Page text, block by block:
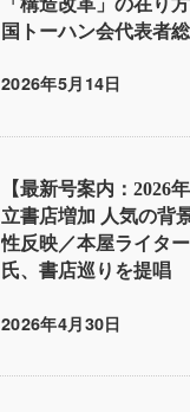
国トーハン会代表者
投稿日
2026年5月14日
【最新号案内：2026
立書店増加 人気の背
性反映／本屋ライタ
氏、書店巡りを提唱
投稿日
2026年4月30日